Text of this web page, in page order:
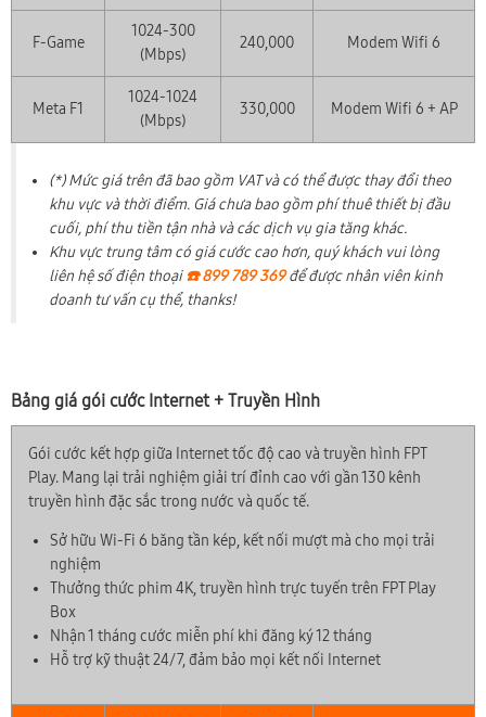
F-Game
1024-300
(Mbps)
240,000 Modem Wifi 6
Meta F1
1024-1024
(Mbps)
330,000 Modem Wifi 6 + AP
(*) Mức giá trên đã bao gồm VAT và có thể được thay đổi theo
khu vực và thời điểm. Giá chưa bao gồm phí thuê thiết bị đầu
cuối, phí thu tiền tận nhà và các dịch vụ gia tăng khác.
Khu vực trung tâm có giá cước cao hơn, quý khách vui lòng
liên hệ số điện thoại☎️ 899 789 369để được nhân viên kinh
doanh tư vấn cụ thể, thanks!
Bảng giá gói cước Internet + Truyền Hình
Gói cước kết hợp giữa Internet tốc độ cao và truyền hình FPT
Play. Mang lại trải nghiệm giải trí đỉnh cao với gần 130 kênh
truyền hình đặc sắc trong nước và quốc tế.
Sở hữu Wi-Fi 6 băng tần kép, kết nối mượt mà cho mọi trải
nghiệm
Thưởng thức phim 4K, truyền hình trực tuyến trên FPT Play
Box
Nhận 1 tháng cước miễn phí khi đăng ký 12 tháng
Hỗ trợ kỹ thuật 24/7, đảm bảo mọi kết nối Internet